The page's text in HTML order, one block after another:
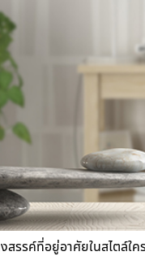
รรค์ที่อยู่อาศัยในสไตล์